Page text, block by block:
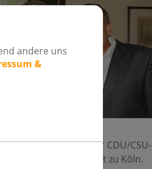
andere uns
&
Vorsitzender der CDU/CSU-
er an der Universität zu Köln.